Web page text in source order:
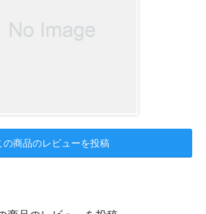
の商品のレビューを投稿